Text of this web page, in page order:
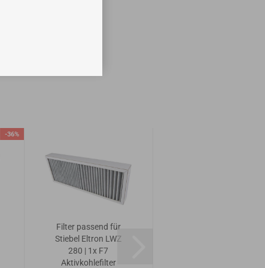
-36%
Filter passend für
Stiebel Eltron LWZ
280 | 1x F7
Aktivkohlefilter